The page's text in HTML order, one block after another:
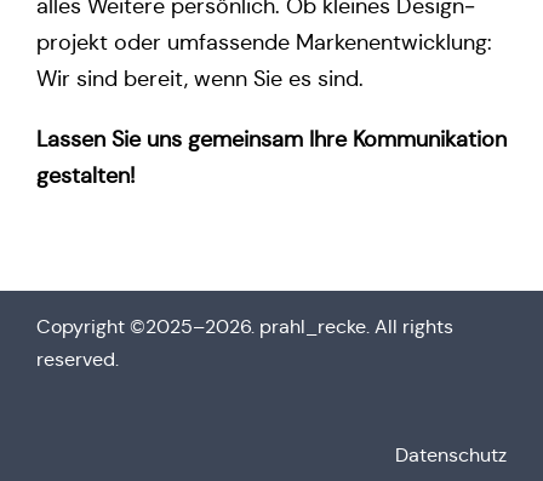
alles Weitere per­sön­lich. Ob kleines Design­
pro­jekt oder umfas­sen­de Mar­ken­ent­wick­lung:
Wir sind bereit, wenn Sie es sind.
Lassen Sie uns gemein­sam Ihre Kom­mu­ni­ka­ti­on
gestalten!
Copy­right ©2025–2026. prahl_recke. All rights
reserved.
Daten­schutz